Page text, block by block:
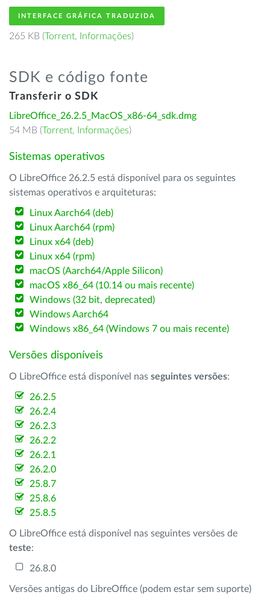
INTERFACE GRÁFICA TRADUZIDA
265 KB (Torrent, Informações)
SDK e código fonte
Transferir o SDK
LibreOffice_26.2.5_MacOS_x86-64_sdk.dmg
54 MB (Torrent, Informações)
Sistemas operativos
O LibreOffice 26.2.5 está disponível para os seguintes
sistemas operativos e arquiteturas:
Linux Aarch64 (deb)
Linux Aarch64 (rpm)
Linux x64 (deb)
Linux x64 (rpm)
macOS (Aarch64/Apple Silicon)
macOS x86_64 (10.14 ou mais recente)
Windows (32 bit, deprecated)
Windows Aarch64
Windows x86_64 (Windows 7 ou mais recente)
Versões disponíveis
O LibreOffice está disponível nas seguintes versões:
26.2.5
26.2.4
26.2.3
26.2.2
26.2.1
26.2.0
25.8.7
25.8.6
25.8.5
O LibreOffice está disponível nas seguintes versões de
teste:
26.8.0
Versões antigas do LibreOffice (podem estar sem suporte)